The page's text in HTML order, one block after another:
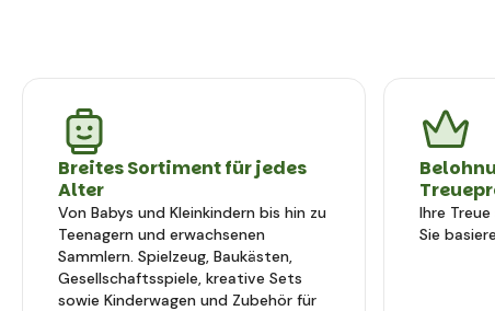
Breites Sortiment für jedes
Alter
Von Babys und Kleinkindern bis hin zu
Teenagern und erwachsenen
Sammlern. Spielzeug, Baukästen,
Gesellschaftsspiele, kreative Sets
sowie Kinderwagen und Zubehör für
Ihre
Sie